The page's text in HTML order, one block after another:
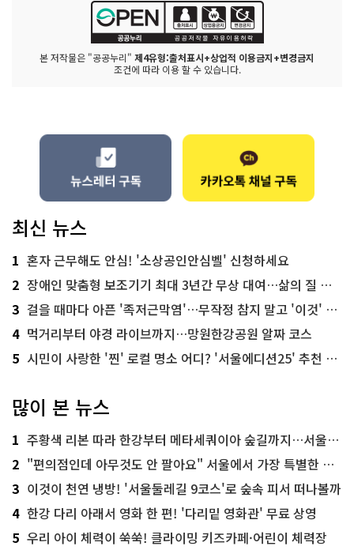
본 저작물은 "공공누리" 제4유형:출처표시+상업적 이용금지+변경금지
조건에 따라 이용 할 수 있습니다.
최신 뉴스
1 혼자 근무해도 안심! '소상공인안심벨' 신청하세요
2 장애인 맞춤형 보조기기 최대 3년간 무상 대여…삶의 질 높인다
3 걸을 때마다 아픈 '족저근막염'…무작정 참지 말고 '이것' 해보세요!
4 먹거리부터 야경 라이브까지…망원한강공원 알짜 코스
5 시민이 사랑한 '찐' 로컬 명소 어디? '서울에디션25' 추천 코스
많이 본 뉴스
1 주황색 리본 따라 한강부터 메타세쿼이아 숲길까지…서울둘레길 15코스
2 "편의점인데 아무것도 안 팔아요" 서울에서 가장 특별한 편의점의 정체
3 이것이 천연 냉방! '서울둘레길 9코스'로 숲속 피서 떠나볼까
4 한강 다리 아래서 영화 한 편! '다리밑 영화관' 무료 상영
5 우리 아이 체력이 쑥쑥! 클라이밍 키즈카페·어린이 체력장